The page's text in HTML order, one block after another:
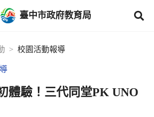
臺中市政府教育局
校園活動報導
體驗！三代同堂PK UNO